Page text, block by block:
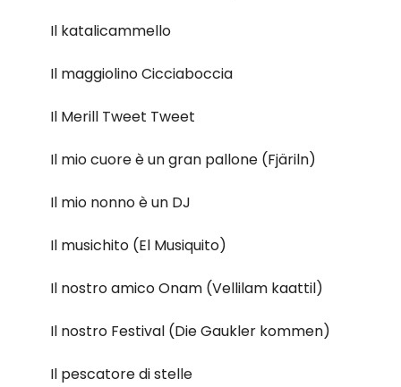
Il katalicammello
Il maggiolino Cicciaboccia
Il Merill Tweet Tweet
Il mio cuore è un gran pallone (Fjäriln)
Il mio nonno è un DJ
Il musichito (El Musiquito)
Il nostro amico Onam (Vellilam kaattil)
Il nostro Festival (Die Gaukler kommen)
Il pescatore di stelle